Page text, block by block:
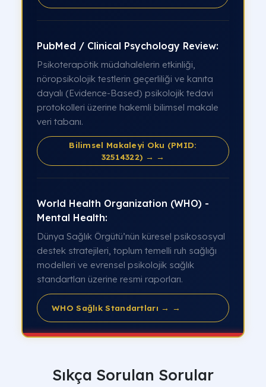
PubMed / Clinical Psychology Review:
Psikoterapötik müdahalelerin etkinliği,
nöropsikolojik testlerin geçerliliği ve kanıta
dayalı (Evidence-Based) psikolojik tedavi
protokolleri üzerine hakemli bilimsel makale
veri tabanı.
Bilimsel Makaleyi Oku (PMID:
32514322) → →
World Health Organization (WHO) -
Mental Health:
Dünya Sağlık Örgütü’nün küresel psikososyal
destek stratejileri, toplum temelli ruh sağlığı
modelleri ve evrensel psikolojik sağlık
standartları üzerine resmi raporları.
WHO Sağlık Standartları → →
Sıkça Sorulan Sorular